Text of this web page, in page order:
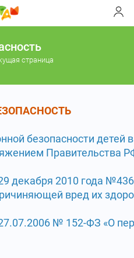
страница
безопасности детей
Правительства
декабря 2010 года
вред их
№ 152-ФЗ «О